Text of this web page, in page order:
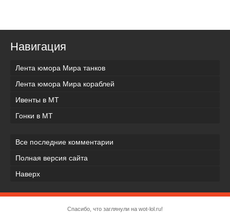
Навигация
Лента юмора Мира танков
Лента юмора Мира кораблей
Ивенты в МТ
Гонки в МТ
Все последние комментарии
Полная версия сайта
Наверх
Спасибо, что заглянули на wot-lol.ru!